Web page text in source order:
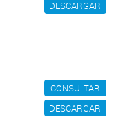
DESCARGAR
CONSULTAR
DESCARGAR